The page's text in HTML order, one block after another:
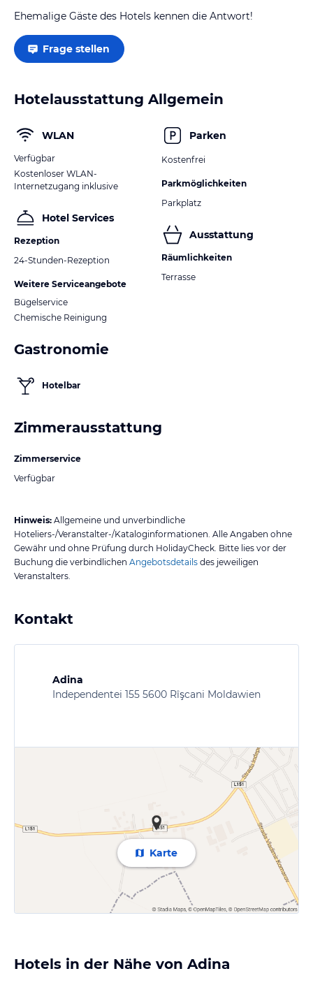
Ehemalige Gäste des Hotels kennen die Antwort!
Frage stellen
Hotelausstattung Allgemein
WLAN
Verfügbar
Kostenloser WLAN-
Internetzugang inklusive
Hotel Services
Rezeption
24-Stunden-Rezeption
Weitere Serviceangebote
Bügelservice
Chemische Reinigung
Parken
Kostenfrei
Parkmöglichkeiten
Parkplatz
Ausstattung
Räumlichkeiten
Terrasse
Gastronomie
Hotelbar
Zimmerausstattung
Zimmerservice
Verfügbar
Hinweis: Allgemeine und unverbindliche
Hoteliers-/Veranstalter-/Kataloginformationen. Alle Angaben ohne
Gewähr und ohne Prüfung durch HolidayCheck. Bitte lies vor der
Buchung die verbindlichen Angebotsdetails des jeweiligen
Veranstalters.
Kontakt
Adina
Independentei 155 5600 Rîşcani Moldawien
Karte
Hotels in der Nähe von Adina